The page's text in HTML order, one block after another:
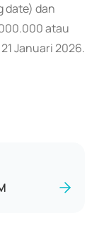
date) dan
atau
Januari 2026.